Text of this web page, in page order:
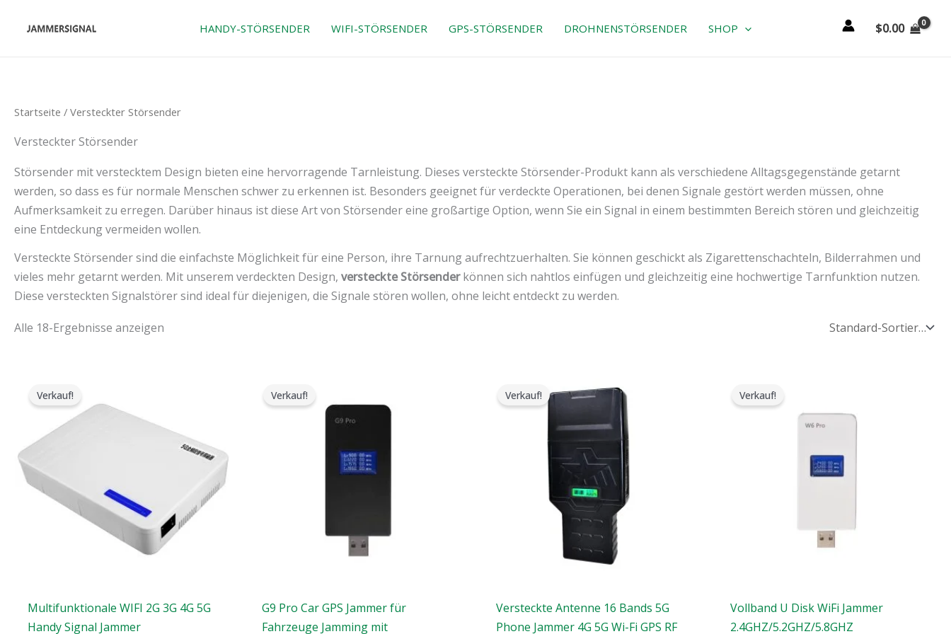
Inhalt
HANDY-STÖRSENDER WIFI-STÖRSENDER GPS-STÖRSENDER DROHNENSTÖRSENDER SHOP $0.00
Startseite / Versteckter Störsender
Versteckter Störsender
Störsender mit verstecktem Design bieten eine hervorragende Tarnleistung. Dieses versteckte Störsender-Produkt kann als verschiedene Alltagsgegenstände getarnt
werden, so dass es für normale Menschen schwer zu erkennen ist. Besonders geeignet für verdeckte Operationen, bei denen Signale gestört werden müssen, ohne
Aufmerksamkeit zu erregen. Darüber hinaus ist diese Art von Störsender eine großartige Option, wenn Sie ein Signal in einem bestimmten Bereich stören und gleichzeitig
eine Entdeckung vermeiden wollen.
Versteckte Störsender sind die einfachste Möglichkeit für eine Person, ihre Tarnung aufrechtzuerhalten. Sie können geschickt als Zigarettenschachteln, Bilderrahmen und
vieles mehr getarnt werden. Mit unserem verdeckten Design, versteckte Störsenderkönnen sich nahtlos einfügen und gleichzeitig eine hochwertige Tarnfunktion nutzen.
Diese versteckten Signalstörer sind ideal für diejenigen, die Signale stören wollen, ohne leicht entdeckt zu werden.
Alle 18-Ergebnisse anzeigen
Verkauf!
Multifunktionale WIFI 2G 3G 4G 5G
Handy Signal Jammer
Preis
war:
$599.00.
Verkauf!
G9 Pro Car GPS Jammer für
Fahrzeuge Jamming mit
Preis
$179.00.$99.99.
Verkauf!
Versteckte Antenne 16 Bands 5G
Phone Jammer 4G 5G Wi-Fi GPS RF
$759.99
bis
Verkauf!
Vollband U Disk WiFi Jammer
2.4GHZ/5.2GHZ/5.8GHZ
Preis
$139.00.
ist:
$89.99.